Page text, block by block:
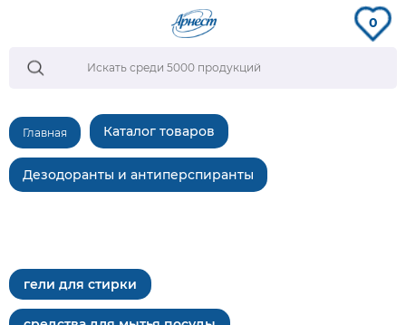
0
Главная Каталог товаров
Дезодоранты и антиперспиранты
гели для стирки